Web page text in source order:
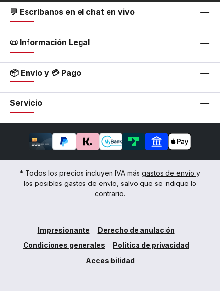
💬 Escríbanos en el chat en vivo
📜 Información Legal
📦 Envío y 💳 Pago
Servicio
* Todos los precios incluyen IVA más gastos de envío y
los posibles gastos de envío, salvo que se indique lo
contrario.
Impresionante
Derecho de anulación
Condiciones generales
Política de privacidad
Accesibilidad